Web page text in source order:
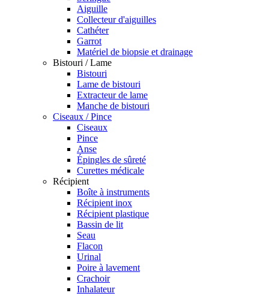
Aiguille
Collecteur d'aiguilles
Cathéter
Garrot
Matériel de biopsie et drainage
Bistouri / Lame
Bistouri
Lame de bistouri
Extracteur de lame
Manche de bistouri
Ciseaux / Pince
Ciseaux
Pince
Anse
Épingles de sûreté
Curettes médicale
Récipient
Boîte à instruments
Récipient inox
Récipient plastique
Bassin de lit
Seau
Flacon
Urinal
Poire à lavement
Crachoir
Inhalateur